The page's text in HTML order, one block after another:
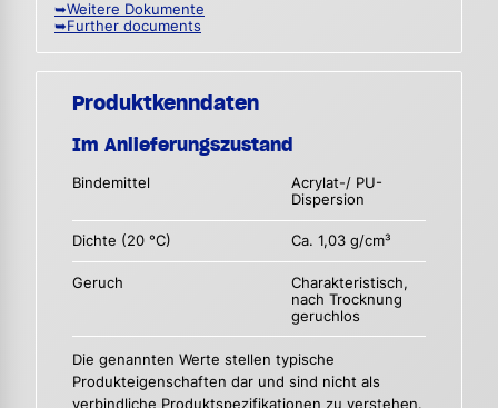
➥Weitere Dokumente
➥Further documents
Produktkenndaten
Im Anlieferungszustand
Bindemittel
Acrylat-/ PU-
Dispersion
Dichte (20 °C) Ca. 1,03 g/cm³
Geruch
Charakteristisch,
nach Trocknung
geruchlos
Die genannten Werte stellen typische
Produkteigenschaften dar und sind nicht als
verbindliche Produktspezifikationen zu verstehen.